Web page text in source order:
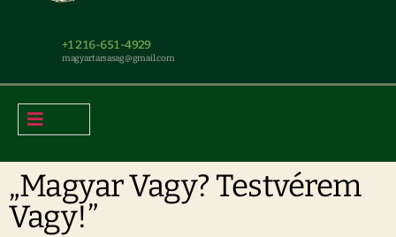
+1 216-651-4929
magyar.tarsasag@gmail.com
„Magyar Vagy? Testvérem
Vagy!”